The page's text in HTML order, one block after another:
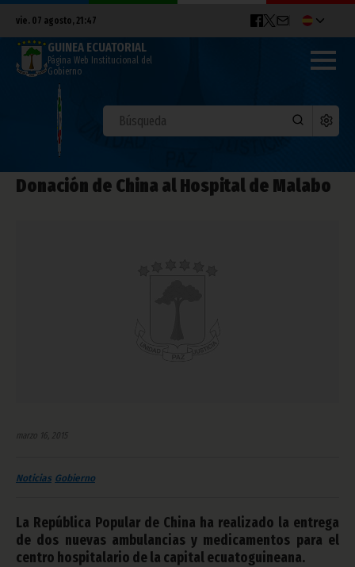
vie. 07 agosto, 21:47
GUINEA ECUATORIAL
Página Web Institucional del
Gobierno
Donación de China al Hospital de Malabo
marzo 16, 2015
Noticias Gobierno
La República Popular de China ha realizado la entrega
de dos nuevas ambulancias y medicamentos para el
centro hospitalario de la capital ecuatoguineana.